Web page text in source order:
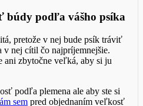
búdy podľa vášho psíka
pretože v nej bude psík tráviť
v nej cítil čo najpríjemnejšie.
ani zbytočne veľká, aby si ju
podľa plemena ale aby ste si
sem pred objednaním veľkosť